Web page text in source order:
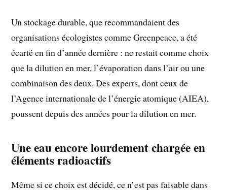
Un stockage durable, que recommandaient des
organisations écologistes comme Greenpeace, a été
écarté en fin d’année dernière : ne restait comme choix
que la dilution en mer, l’évaporation dans l’air ou une
combinaison des deux. Des experts, dont ceux de
l’Agence internationale de l’énergie atomique (AIEA),
poussent depuis des années pour la dilution en mer.
Une eau encore lourdement chargée en
éléments radioactifs
Même si ce choix est décidé, ce n’est pas faisable dans